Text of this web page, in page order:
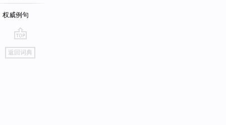
权威例句
go
top
返回词典